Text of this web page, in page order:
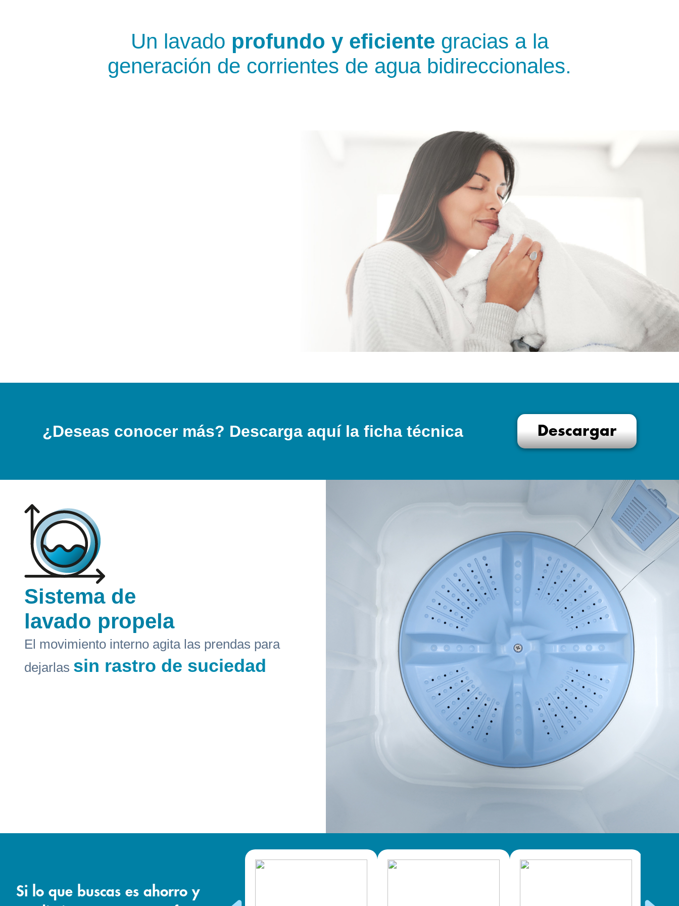
Un lavado profundo y eficiente gracias a la
generación de corrientes de agua bidireccionales.
¿Deseas conocer más? Descarga aquí la ficha técnica Descargar
Sistema de
lavado propela
El movimiento interno agita las prendas para
dejarlas sin rastro de suciedad
Si lo que buscas es ahorro y